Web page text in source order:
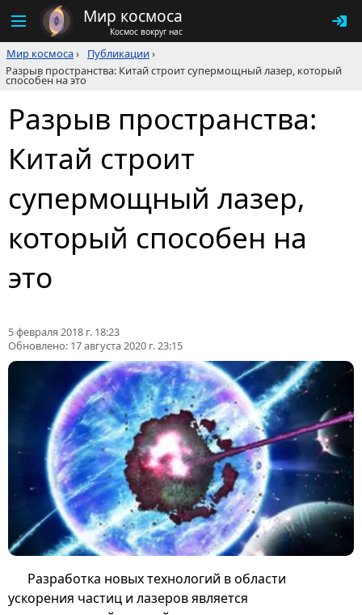
Мир космоса
Космос вокруг нас
Мир космоса› Публикации›
Разрыв пространства: Китай строит супермощный лазер, который
способен на это
Разрыв пространства:
Китай строит
супермощный лазер,
который способен на
это
5 февраля 2018 г. 18:23
Обновлено: 17 августа 2020 г. 23:15
Разработка новых технологий в области
ускорения частиц и лазеров является